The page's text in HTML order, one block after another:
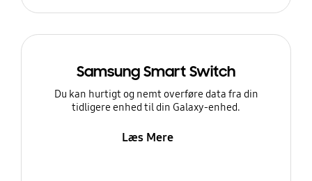
Samsung Smart Switch
Du kan hurtigt og nemt overføre data fra din
tidligere enhed til din Galaxy-enhed.
Læs Mere